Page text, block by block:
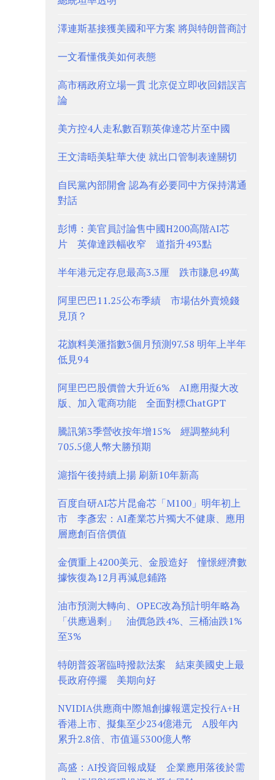
澤連斯基接獲美國和平方案 將與特朗普商討
一文看懂俄美如何表態
高市稱政府立場一貫 北京促立即收回錯誤言
論
美方控4人走私數百顆英偉達芯片至中國
王文濤晤美駐華大使 就出口管制表達關切
自民黨內部開會 認為有必要同中方保持溝通
對話
彭博：美官員討論售中國H200高階AI芯
片 英偉達跌幅收窄 道指升493點
半年港元定存息最高3.3厘 跌市賺息49萬
阿里巴巴11.25公布季績 市場估外賣燒錢
見頂？
花旗料美滙指數3個月預測97.58 明年上半年
低見94
阿里巴巴股價曾大升近6% AI應用擬大改
版、加入電商功能 全面對標ChatGPT
騰訊第3季營收按年增15% 經調整純利
705.5億人幣大勝預期
滬指午後持續上揚 刷新10年新高
百度自研AI芯片昆侖芯「M100」明年初上
市 李彥宏：AI產業芯片獨大不健康、應用
層應創百倍價值
金價重上4200美元、金股造好 憧憬經濟數
據恢復為12月再減息鋪路
油市預測大轉向、OPEC改為預計明年略為
「供應過剩」 油價急跌4%、三桶油跌1%
至3%
特朗普簽署臨時撥款法案 結束美國史上最
長政府停擺 美期向好
NVIDIA供應商中際旭創據報選定投行A+H
香港上市、擬集至少234億港元 A股年內
累升2.8倍、市值逼5300億人幣
高盛：AI投資回報成疑 企業應用落後於需